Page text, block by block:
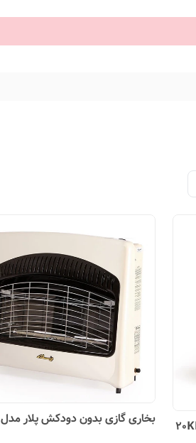
بخاری گازی بدون دودکش پلار مدل 30KN